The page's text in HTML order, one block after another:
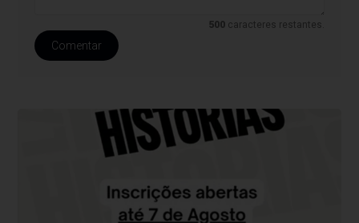
500 caracteres restantes.
Comentar